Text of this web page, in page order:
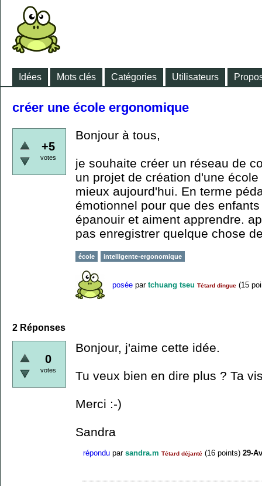
Idées Mots clés Catégories Utilisateurs
créer une école ergonomique
+5
votes
Bonjour à tous,
je souhaite créer un réseau de
un projet de création d'une
mieux aujourd'hui. En terme
émotionnel pour que des
épanouir et aiment apprendre.
pas enregistrer quelque chose
école intelligente-ergonomique
posée par tchuang tseu Tétard dingue (15
2 Réponses
0
votes
Bonjour, j'aime cette idée.
Tu veux bien en dire plus ? Ta
Merci :-)
Sandra
répondu par sandra.m Tétard déjanté (16 points) 29-